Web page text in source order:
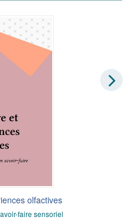
olfactives
faire sensoriel